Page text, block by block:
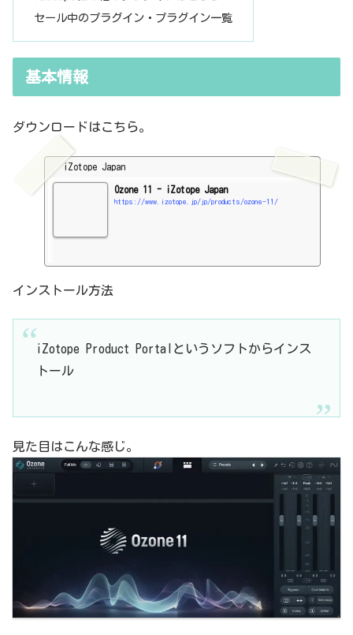
セール中のプラグイン・プラグイン一覧
基本情報
ダウンロードはこちら。
iZotope Japan
Ozone 11 - iZotope Japan
https://www.izotope.jp/jp/products/ozone-11/
インストール方法
iZotope Product Portalというソフトからインス
トール
見た目はこんな感じ。